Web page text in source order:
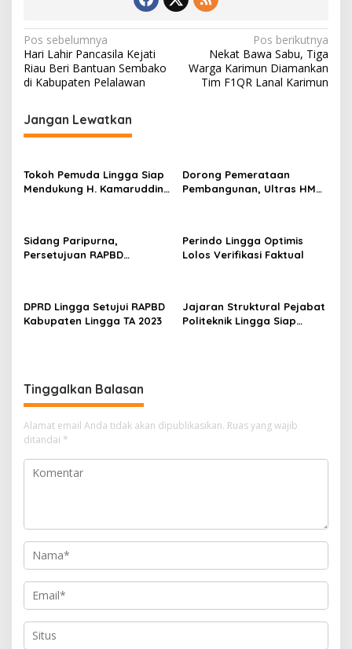
N
a
v
i
g
s
i
o
s
Pos sebelumnya
Hari Lahir Pancasila Kejati
Riau Beri Bantuan Sembako
di Kabupaten Pelalawan
Pos berikutnya
Nekat Bawa Sabu, Tiga
Warga Karimun Diamankan
Tim F1QR Lanal Karimun
Jangan Lewatkan
Tokoh Pemuda Lingga Siap
Mendukung H. Kamaruddin
Dorong Pemerataan
Pembangunan, Ultras HMR
Sidang Paripurna,
Persetujuan RAPBD
Perindo Lingga Optimis
Lolos Verifikasi Faktual
DPRD Lingga Setujui RAPBD
Kabupaten Lingga TA 2023
Jajaran Struktural Pejabat
Politeknik Lingga Siap
Tinggalkan Balasan
Alamat email Anda tidak akan dipublikasikan. Ruas yang wajib
ditandai *